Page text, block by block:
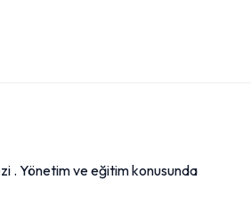
. Yönetim ve eğitim konusunda